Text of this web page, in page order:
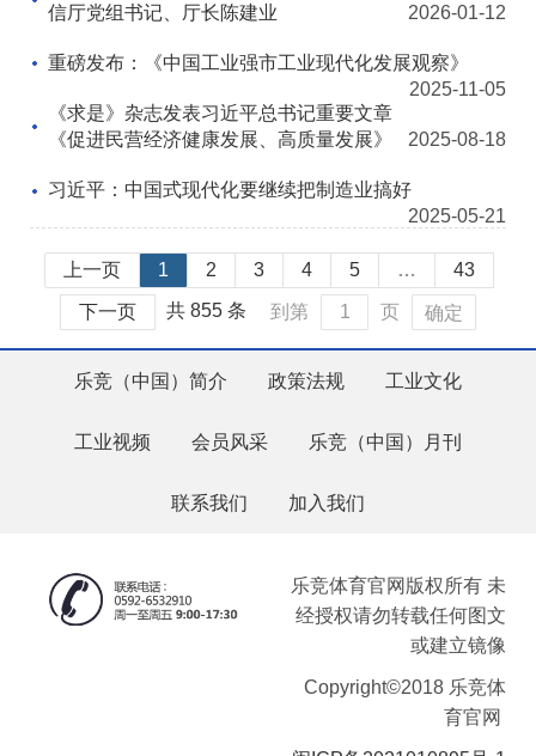
信厅党组书记、厅长陈建业
2026-01-12
重磅发布：《中国工业强市工业现代化发展观察》
2025-11-05
《求是》杂志发表习近平总书记重要文章
《促进民营经济健康发展、高质量发展》
2025-08-18
习近平：中国式现代化要继续把制造业搞好
2025-05-21
上一页 1 2 3 4 5 … 43
下一页 共 855 条 到第 页 确定
乐竞（中国）简介 政策法规 工业文化
工业视频 会员风采 乐竞（中国）月刊
联系我们 加入我们
乐竞体育官网版权所有 未
经授权请勿转载任何图文
或建立镜像
Copyright©2018 乐竞体
育官网